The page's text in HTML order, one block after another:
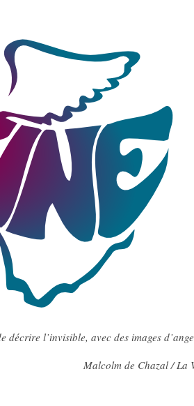
décrire l’invisible, avec des images
Malcolm de Chazal / La